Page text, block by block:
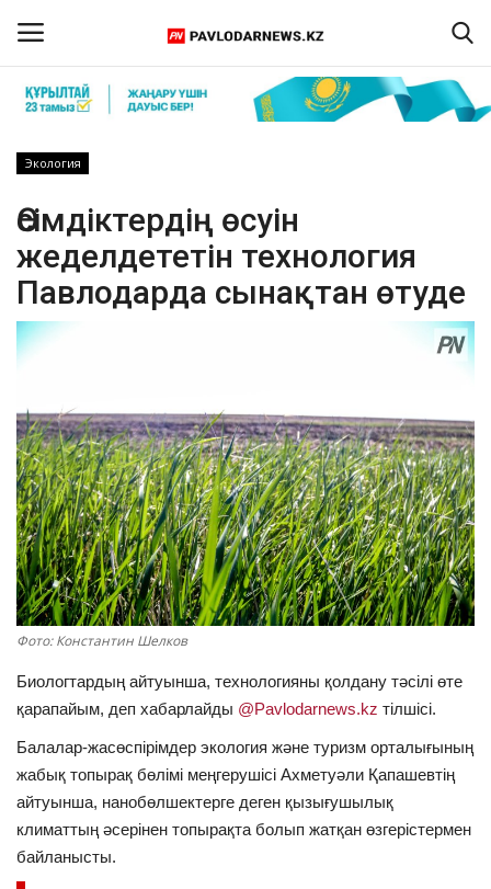
Тіркелу
Бізбен байланыс
ПАВЛОДАР ОБЛЫСЫ
ҚАЗАҚСТАН
ӘЛЕМ
Спорт
ОЙЫН-САУЫҚ
АРНАЙЫ ЖОБА
OFFICIAL
Құрылтай
Тілді тандаңыз
Қазақша Русский
Экология
Өсімдіктердің өсуін
жеделдететін технология
Павлодарда сынақтан өтуде
Фото: Константин Шелков
Биологтардың айтуынша, технологияны қолдану тәсілі өте
қарапайым, деп хабарлайды @Pavlodarnews.kz тілшісі.
Балалар-жасөспірімдер экология және туризм орталығының
жабық топырақ бөлімі меңгерушісі Ахметуәли Қапашевтің
айтуынша, нанобөлшектерге деген қызығушылық
климаттың әсерінен топырақта болып жатқан өзгерістермен
байланысты.